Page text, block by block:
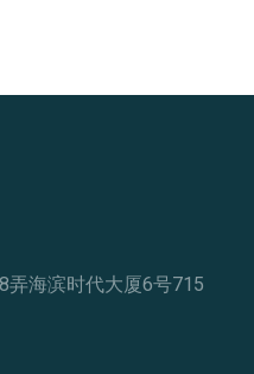
海滨时代大厦6号715